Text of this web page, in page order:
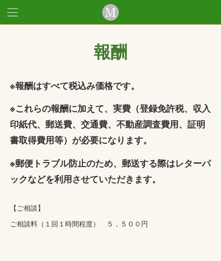
報酬
※報酬はすべて税込み価格です。
※これらの報酬に加えて、実費（登録免許税、収入
印紙代、郵送費、交通費、不動産調査費用、証明
書取得費用等）が必要になります。
※郵便トラブル防止のため、郵送する際はレターパ
ックなどを利用させていただきます。
【ご相談】
ご相談料（１回１時間程度） ５，５００円